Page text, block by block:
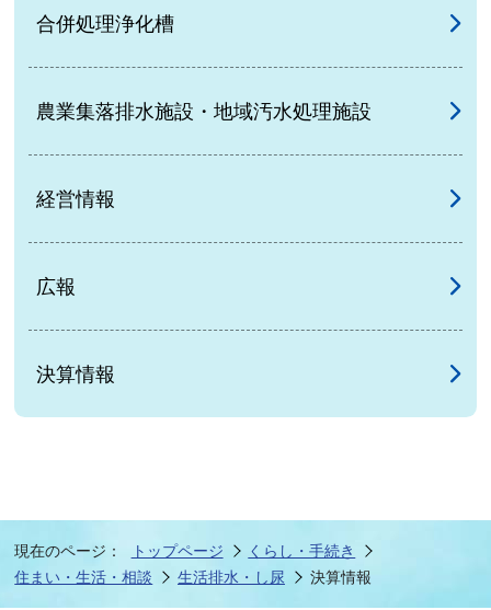
合併処理浄化槽
農業集落排水施設・地域汚水処理施設
経営情報
広報
決算情報
現在のページ： トップページ
くらし・手続き
住まい・生活・相談
生活排水・し尿 決算情報